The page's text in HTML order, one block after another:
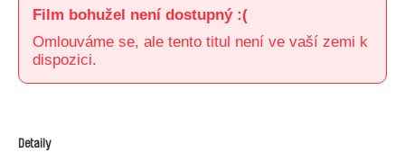
Film bohužel není dostupný :(
Omlouváme se, ale tento titul není ve vaší zemi k
dispozici.
Detaily